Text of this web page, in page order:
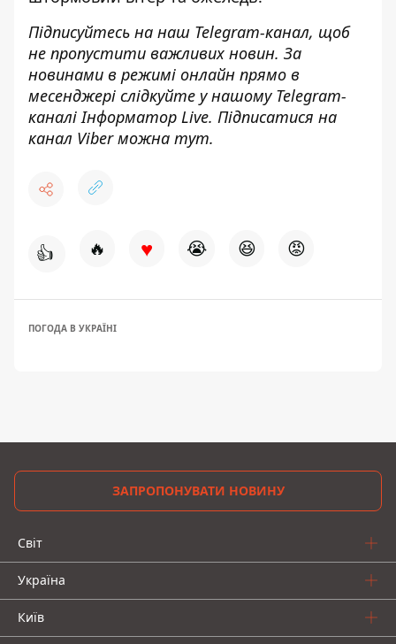
Підписуйтесь на наш Telegram-канал, щоб
не пропустити важливих новин. За
новинами в режимі онлайн прямо в
месенджері слідкуйте у нашому Telegram-
каналіІнформатор Live. Підписатися на
канал Viber можна тут.
👍 🔥 ♥ 😭 😆 😡
ПОГОДА В УКРАЇНІ
ЗАПРОПОНУВАТИ НОВИНУ
Світ
Україна
Київ